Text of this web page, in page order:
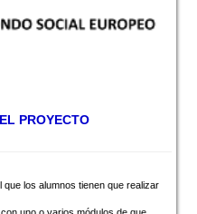
PROYECTO
los alumnos tienen que realizar